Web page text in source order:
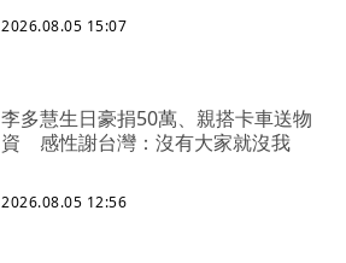
2026.08.05 15:07
李多慧生日豪捐50萬、親搭卡車送物
資 感性謝台灣：沒有大家就沒我
2026.08.05 12:56